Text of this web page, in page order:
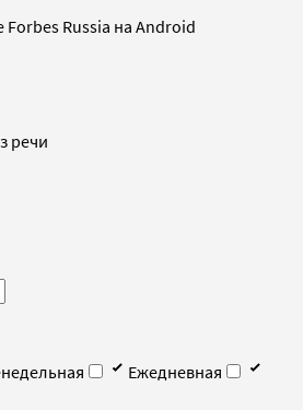
Russia на Android
речи
Ежедневная